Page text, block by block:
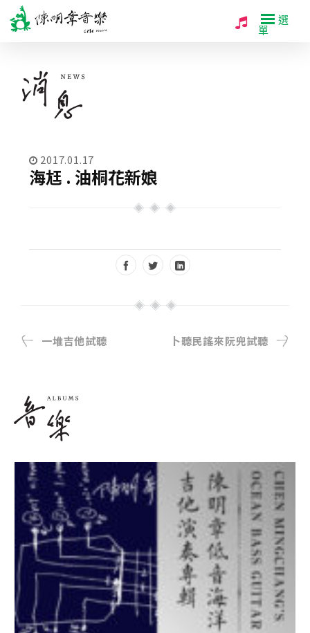
選
單
2017.01.17
海尪 . 油桐花新娘
一堆吉他試聽 卜聽民謠來阮兜試聽